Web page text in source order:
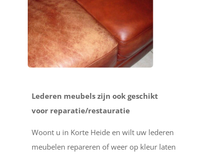
Lederen meubels zijn ook geschikt
voor reparatie/restauratie
Woont u in Korte Heide en wilt uw lederen
meubelen repareren of weer op kleur laten